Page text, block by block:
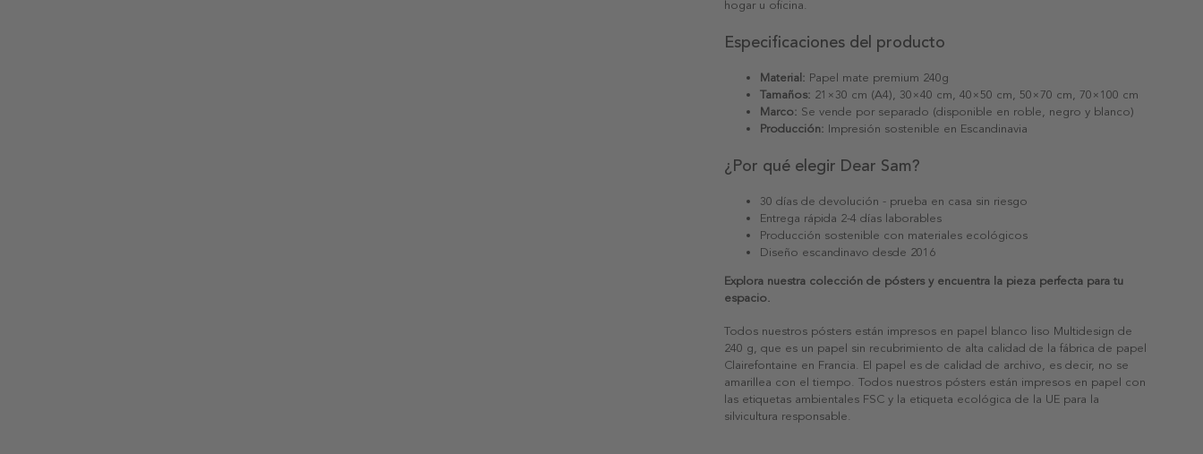
hogar u oficina.
Especificaciones del producto
Material: Papel mate premium 240g
Tamaños: 21×30 cm (A4), 30×40 cm, 40×50 cm, 50×70 cm, 70×100 cm
Marco: Se vende por separado (disponible en roble, negro y blanco)
Producción: Impresión sostenible en Escandinavia
¿Por qué elegir Dear Sam?
30 días de devolución - prueba en casa sin riesgo
Entrega rápida 2-4 días laborables
Producción sostenible con materiales ecológicos
Diseño escandinavo desde 2016
Explora nuestra colección de pósters y encuentra la pieza perfecta para tu
espacio.
Todos nuestros pósters están impresos en papel blanco liso Multidesign de
240 g, que es un papel sin recubrimiento de alta calidad de la fábrica de papel
Clairefontaine en Francia. El papel es de calidad de archivo, es decir, no se
amarillea con el tiempo. Todos nuestros pósters están impresos en papel con
las etiquetas ambientales FSC y la etiqueta ecológica de la UE para la
silvicultura responsable.